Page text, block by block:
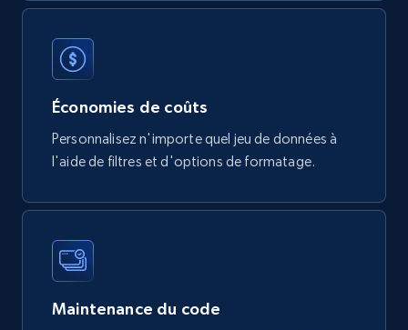
mercadolivre.com.br products
URL, Product id, Title, Breadcrumbs, Category,
Tags, Final price, Original price, and more.
eCommerce
Google Play Store reviews
Économies de coûts
Personnalisez n'importe quel jeu de données à
l'aide de filtres et d'options de formatage.
Maintenance du code